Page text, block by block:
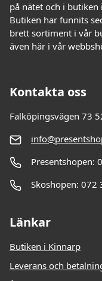
på nätet och i
Butiken har funnits
brett sortiment i vår
även här i vår
Kontakta oss
Falköpingsvägen 73
Presentshopen:
Skoshopen: 072
Länkar
Butiken i Kinnarp
Leverans och